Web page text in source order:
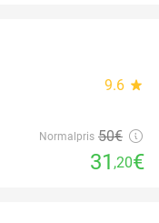
9.6 star
Normalpris 50€
31 ,20€